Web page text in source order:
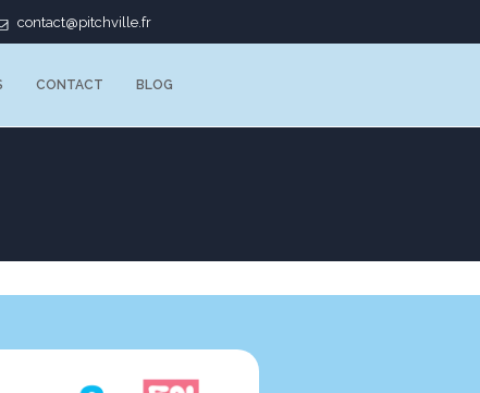
contact@pitchville.fr
CONTACT BLOG